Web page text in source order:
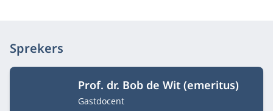
Sprekers
Prof. dr. Bob de Wit (emeritus)
Functietitel
Gastdocent